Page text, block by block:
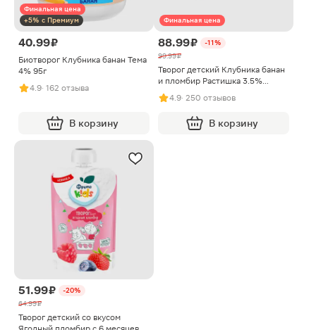
Финальная цена
+5% с Премиум
40.99 ₽
Биотворог Клубника банан Тема
4% 95г
4.9· 162 отзыва
В корзину
Финальная цена
88.99 ₽
-11%
99.99 ₽
Творог детский Клубника банан
и пломбир Растишка 3.5%
6шт*45г
4.9· 250 отзывов
В корзину
51.99 ₽
-20%
64.99 ₽
Творог детский со вкусом